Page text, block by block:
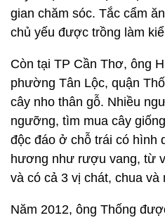
gian chăm sóc. Tắc cẩm
chủ yếu được trồng làm
Còn tại TP Cần Thơ, ông
phường Tân Lộc, quận
cây nho thân gỗ. Nhiều
ngưỡng, tìm mua cây
độc đáo ở chỗ trái có hình
hương như rượu vang, từ
và có cả 3 vị chát, chua và
Năm 2012, ông Thống